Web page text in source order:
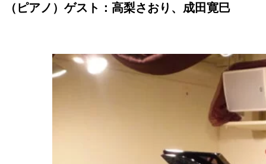
（ピアノ）ゲスト：高梨さおり、成田寛巳